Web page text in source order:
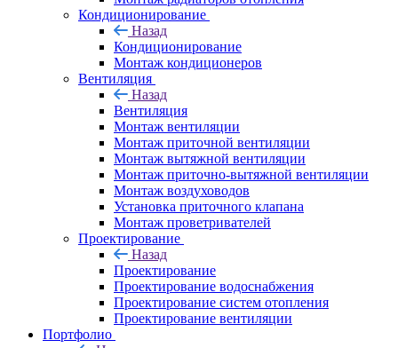
Кондиционирование
Назад
Кондиционирование
Монтаж кондиционеров
Вентиляция
Назад
Вентиляция
Монтаж вентиляции
Монтаж приточной вентиляции
Монтаж вытяжной вентиляции
Монтаж приточно-вытяжной вентиляции
Монтаж воздуховодов
Установка приточного клапана
Монтаж проветривателей
Проектирование
Назад
Проектирование
Проектирование водоснабжения
Проектирование систем отопления
Проектирование вентиляции
Портфолио